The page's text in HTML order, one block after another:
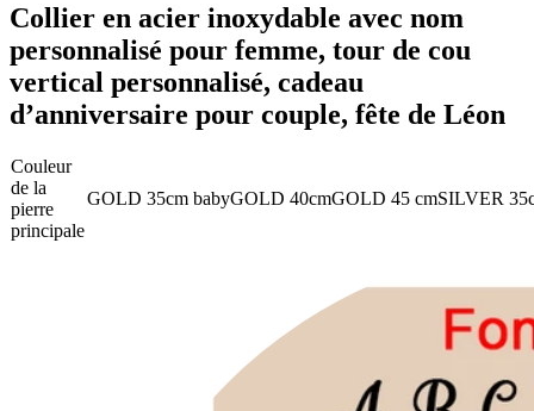
Collier en acier inoxydable avec nom
personnalisé pour femme, tour de cou
vertical personnalisé, cadeau
d’anniversaire pour couple, fête de Léon
Couleur
de la
pierre
principale
GOLD 35cm babyGOLD 40cmGOLD 45 cmSILVER